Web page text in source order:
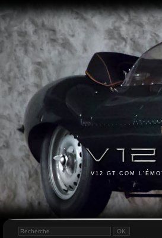
V12 GT.COM